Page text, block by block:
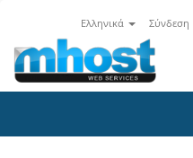
Ελληνικά Σύνδεση